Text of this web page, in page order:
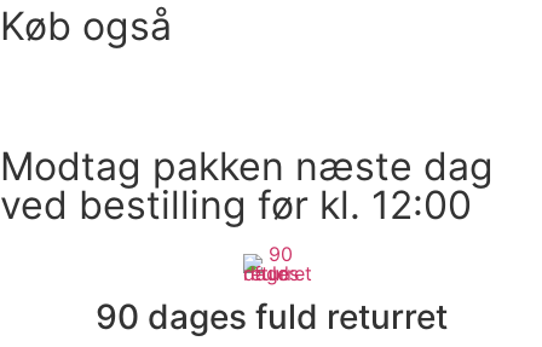
Køb også
Modtag pakken næste dag
ved bestilling før kl. 12:00
90 dages fuld returret